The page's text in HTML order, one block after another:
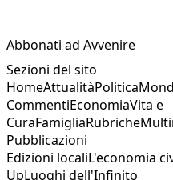
Abbonati ad Avvenire
Sezioni del sito
HomeAttualitàPolitica
CommentiEconomiaVita e
CuraFamigliaRubriche
Pubblicazioni
Edizioni localiL'economia
UpLuoghi dell'Infinito